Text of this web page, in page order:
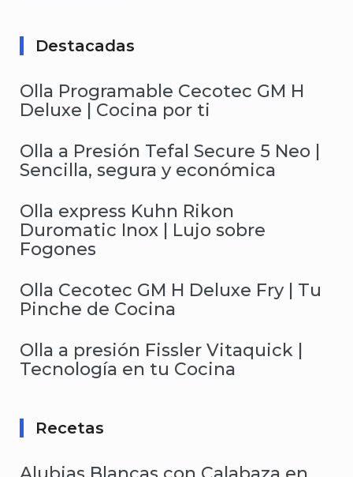
Destacadas
Olla Programable Cecotec GM H
Deluxe | Cocina por ti
Olla a Presión Tefal Secure 5 Neo |
Sencilla, segura y económica
Olla express Kuhn Rikon
Duromatic Inox | Lujo sobre
Fogones
Olla Cecotec GM H Deluxe Fry | Tu
Pinche de Cocina
Olla a presión Fissler Vitaquick |
Tecnología en tu Cocina
Recetas